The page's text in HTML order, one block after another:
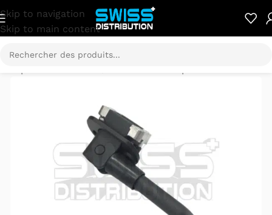
Skip to navigation
Skip to main content